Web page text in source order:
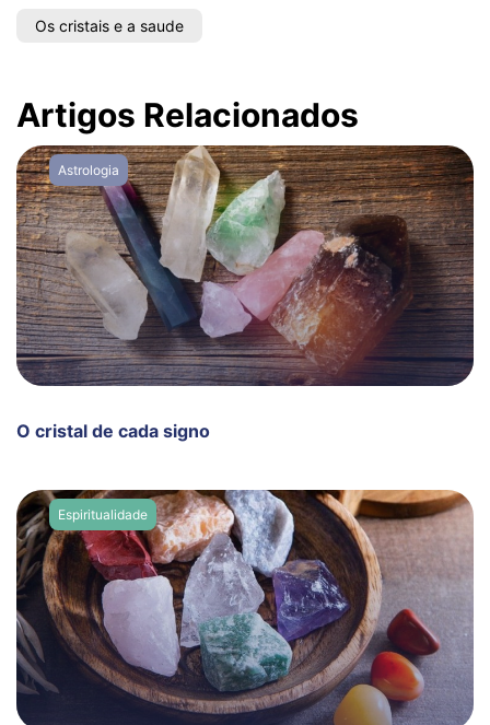
Os cristais e a saude
Artigos Relacionados
Astrologia
O cristal de cada signo
Espiritualidade